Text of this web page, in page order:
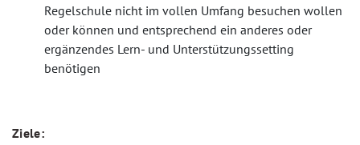
Regelschule nicht im vollen Umfang besuchen wollen
oder können und entsprechend ein anderes oder
ergänzendes Lern- und Unterstützungssetting
benötigen
Ziele: